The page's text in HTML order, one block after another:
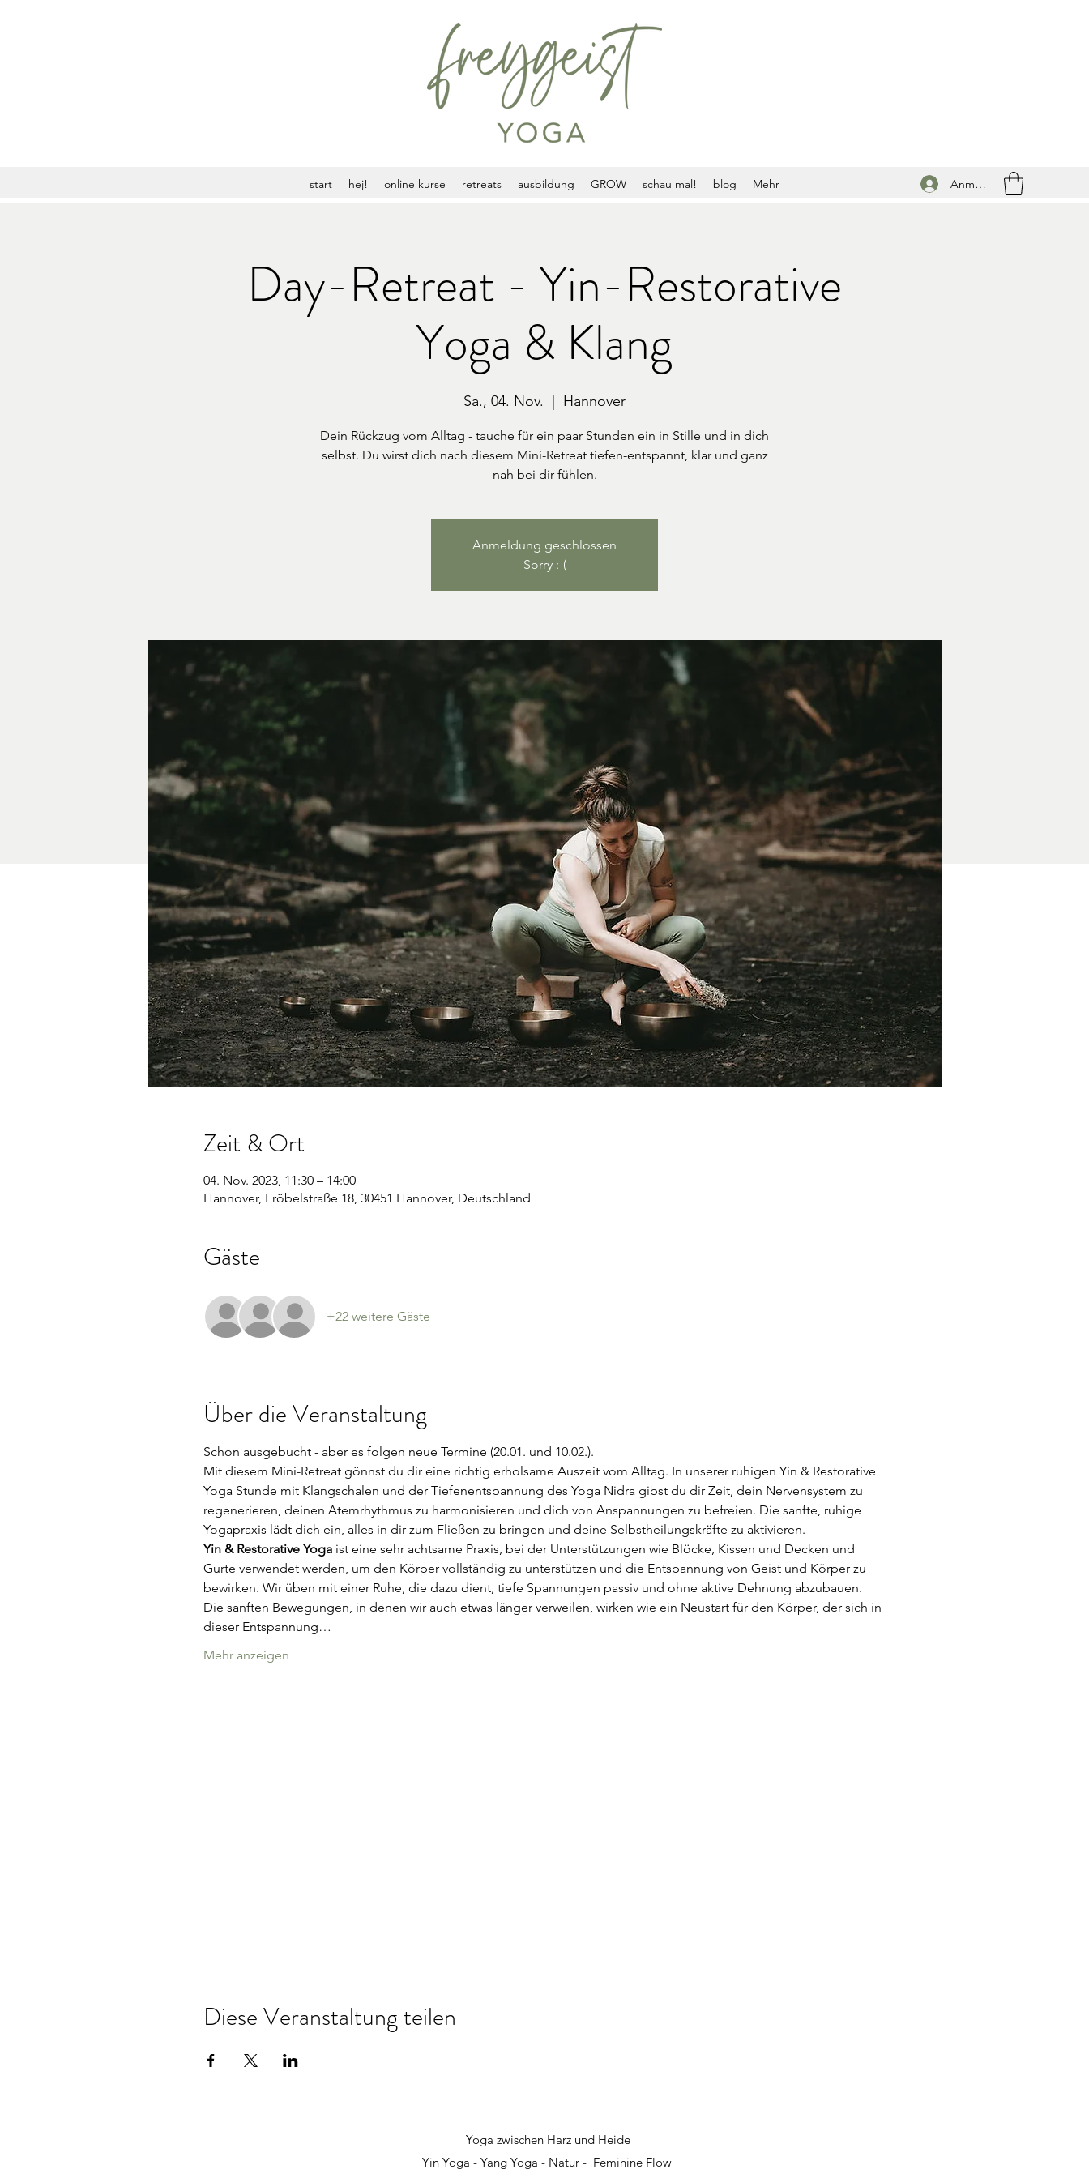
start hej! online kurse retreats ausbildung GROW schau mal! blog Mehr Anmelden
Day-Retreat - Yin-Restorative
Yoga & Klang
Sa., 04. Nov.
  |
Hannover
Dein Rückzug vom Alltag - tauche für ein paar Stunden ein in Stille und in dich
selbst. Du wirst dich nach diesem Mini-Retreat tiefen-entspannt, klar und ganz
nah bei dir fühlen.
Anmeldung geschlossen
Sorry :-(
Zeit & Ort
04. Nov. 2023, 11:30 – 14:00
Hannover, Fröbelstraße 18, 30451 Hannover, Deutschland
Gäste
+22 weitere Gäste
Über die Veranstaltung
Schon ausgebucht - aber es folgen neue Termine (20.01. und 10.02.).
Mit diesem Mini-Retreat gönnst du dir eine richtig erholsame Auszeit vom Alltag. In unserer ruhigen Yin & Restorative
Yoga Stunde mit Klangschalen und der Tiefenentspannung des Yoga Nidra gibst du dir Zeit, dein Nervensystem zu
regenerieren, deinen Atemrhythmus zu harmonisieren und dich von Anspannungen zu befreien. Die sanfte, ruhige
Yogapraxis lädt dich ein, alles in dir zum Fließen zu bringen und deine Selbstheilungskräfte zu aktivieren.
Yin & Restorative Yoga ist eine sehr achtsame Praxis, bei der Unterstützungen wie Blöcke, Kissen und Decken und
Gurte verwendet werden, um den Körper vollständig zu unterstützen und die Entspannung von Geist und Körper zu
bewirken. Wir üben mit einer Ruhe, die dazu dient, tiefe Spannungen passiv und ohne aktive Dehnung abzubauen.
Die sanften Bewegungen, in denen wir auch etwas länger verweilen, wirken wie ein Neustart für den Körper, der sich in
dieser Entspannung…
Mehr anzeigen
Diese Veranstaltung teilen
Yoga zwischen Harz und Heide
Yin Yoga - Yang Yoga - Natur - Feminine Flow